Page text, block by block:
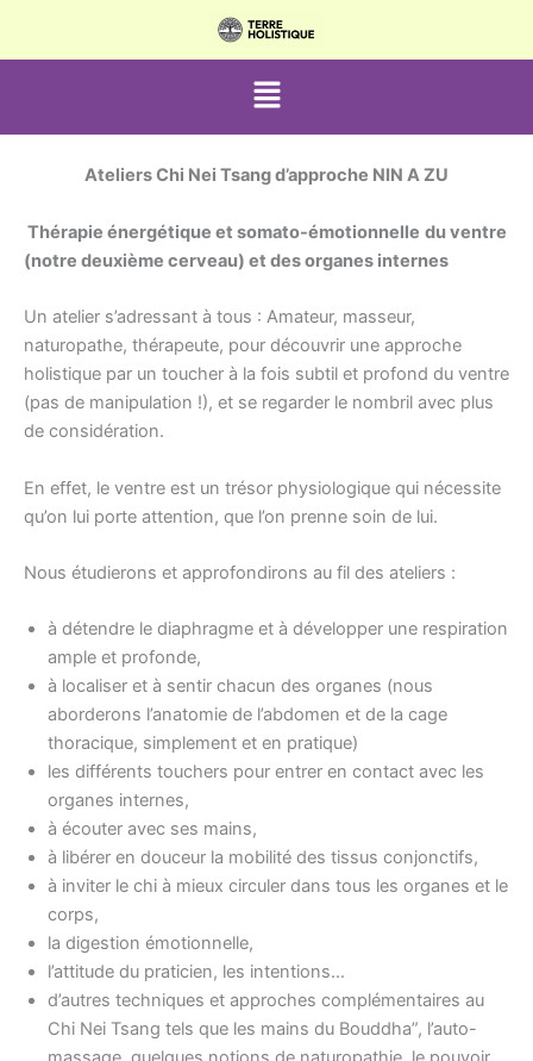
Menu
Ateliers Chi Nei Tsang d’approche NIN A ZU
Thérapie énergétique et somato-émotionnelle du ventre
(notre deuxième cerveau) et des organes internes
Un atelier s’adressant à tous : Amateur, masseur,
naturopathe, thérapeute, pour découvrir une approche
holistique par un toucher à la fois subtil et profond du ventre
(pas de manipulation !), et se regarder le nombril avec plus
de considération.
En effet, le ventre est un trésor physiologique qui nécessite
qu’on lui porte attention, que l’on prenne soin de lui.
Nous étudierons et approfondirons au fil des ateliers :
à détendre le diaphragme et à développer une respiration
ample et profonde,
à localiser et à sentir chacun des organes (nous
aborderons l’anatomie de l’abdomen et de la cage
thoracique, simplement et en pratique)
les différents touchers pour entrer en contact avec les
organes internes,
à écouter avec ses mains,
à libérer en douceur la mobilité des tissus conjonctifs,
à inviter le chi à mieux circuler dans tous les organes et le
corps,
la digestion émotionnelle,
l’attitude du praticien, les intentions…
d’autres techniques et approches complémentaires au
Chi Nei Tsang tels que les mains du Bouddha”, l’auto-